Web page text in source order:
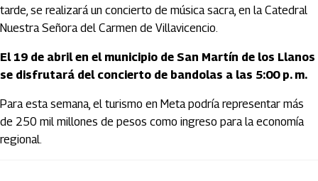
tarde, se realizará un concierto de música sacra, en la Catedral
Nuestra Señora del Carmen de Villavicencio.
El 19 de abril en el municipio de San Martín de los Llanos
se disfrutará del concierto de bandolas a las 5:00 p. m.
Para esta semana, el turismo en Meta podría representar más
de 250 mil millones de pesos como ingreso para la economía
regional.